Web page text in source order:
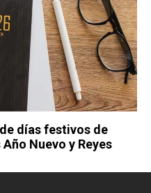
días festivos de
Nuevo y Reyes